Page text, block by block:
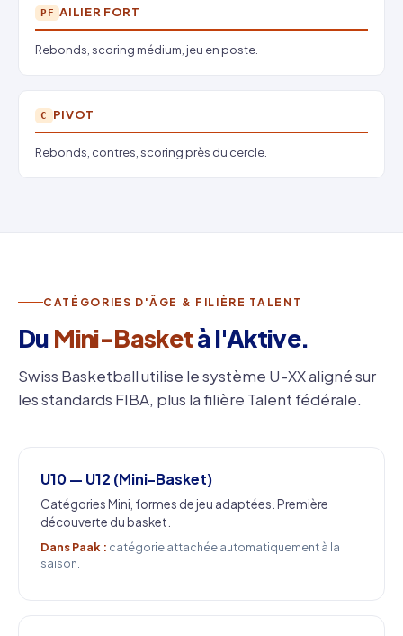
PF AILIER FORT
Rebonds, scoring médium, jeu en poste.
C PIVOT
Rebonds, contres, scoring près du cercle.
CATÉGORIES D'ÂGE & FILIÈRE TALENT
Du Mini-Basketà l'Aktive.
Swiss Basketball utilise le système U-XX aligné sur
les standards FIBA, plus la filière Talent fédérale.
U10 — U12 (Mini-Basket)
Catégories Mini, formes de jeu adaptées. Première
découverte du basket.
Dans Paak : catégorie attachée automatiquement à la
saison.